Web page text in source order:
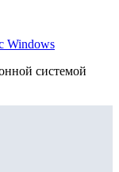
Windows
системой